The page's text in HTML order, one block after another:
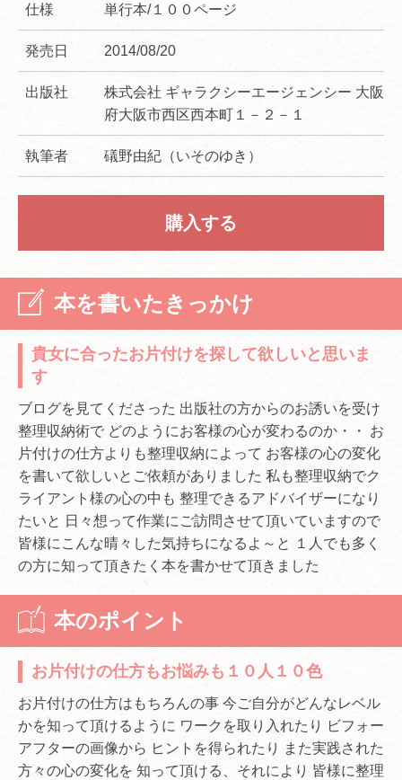
仕様 単行本/１００ページ
発売日 2014/08/20
出版社
株式会社 ギャラクシーエージェンシー 大阪
府大阪市西区西本町１－２－１
執筆者 礒野由紀（いそのゆき）
購入する
本を書いたきっかけ
貴女に合ったお片付けを探して欲しいと思いま
す
ブログを見てくださった 出版社の方からのお誘いを受け
整理収納術で どのようにお客様の心が変わるのか・・ お
片付けの仕方よりも整理収納によって お客様の心の変化
を書いて欲しいとご依頼がありました 私も整理収納でク
ライアント様の心の中も 整理できるアドバイザーになり
たいと 日々想って作業にご訪問させて頂いていますので
皆様にこんな晴々した気持ちになるよ～と １人でも多く
の方に知って頂きたく本を書かせて頂きました
本のポイント
お片付けの仕方もお悩みも１０人１０色
お片付けの仕方はもちろんの事 今ご自分がどんなレベル
かを知って頂けるように ワークを取り入れたり ビフォー
アフターの画像から ヒントを得られたり また実践された
方々の心の変化を 知って頂ける、それにより 皆様に整理